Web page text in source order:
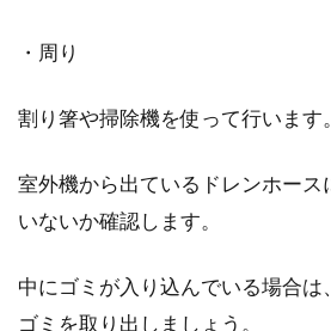
・周り
割り箸や掃除機を使って行います。
室外機から出ているドレンホース
いないか確認します。
中にゴミが入り込んでいる場合
ゴミを取り出しましょう。